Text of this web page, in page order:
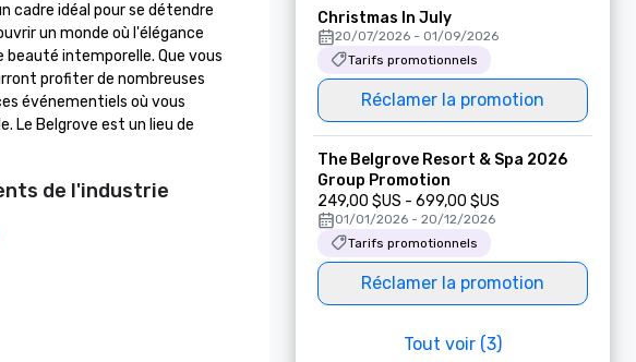
cadre idéal pour se détendre
un monde où l'élégance
intemporelle. Que vous
profiter de nombreuses
événementiels où vous
Le Belgrove est un lieu de
de l'industrie
Christmas In July
20/07/2026 - 01/09/2026
Tarifs promotionnels
Réclamer la promotion
The Belgrove Resort & Spa 2026
Group Promotion
249,00 $US - 699,00 $US
01/01/2026 - 20/12/2026
Tarifs promotionnels
Réclamer la promotion
Tout voir (3)